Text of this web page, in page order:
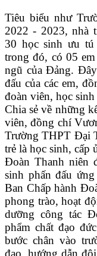
Tiêu biểu như
2022 - 2023, nhà
30 học sinh ưu
trong đó, có 05
ngũ của Đảng.
đấu của các em,
đoàn viên, học
Chia sẻ về những
viên, đồng chí
Trường THPT Đại
trẻ là học sinh, cấp
Đoàn Thanh niên
sinh phấn đấu
Ban Chấp hành
phong trào, hoạt
dưỡng công tác
phẩm chất đạo
bước chân vào